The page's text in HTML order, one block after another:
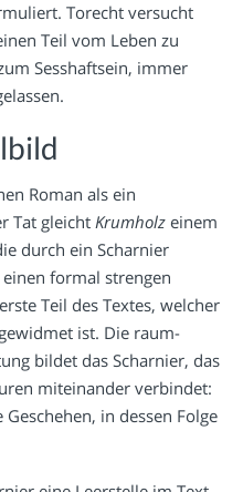
Torecht versucht
Teil vom Leben zu
Sesshaftsein, immer
Roman als ein
Tat gleicht Krumholz einem
durch ein Scharnier
formal strengen
Teil des Textes, welcher
ist. Die raum-
bildet das Scharnier, das
miteinander verbindet:
in dessen Folge